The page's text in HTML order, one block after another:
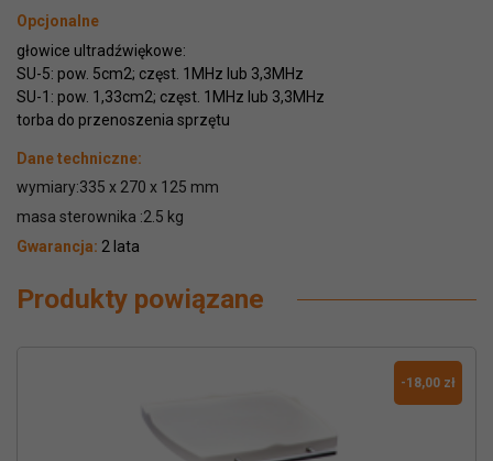
Opcjonalne
głowice ultradźwiękowe:
SU-5: pow. 5cm2; częst. 1MHz lub 3,3MHz
SU-1: pow. 1,33cm2; częst. 1MHz lub 3,3MHz
torba do przenoszenia sprzętu
Dane techniczne:
wymiary:335 x 270 x 125 mm
masa sterownika :2.5 kg
Gwarancja: 2 lata
Produkty powiązane
-18,00 zł